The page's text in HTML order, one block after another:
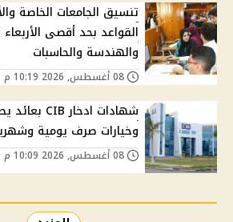
القواعد بحد أقصى
والهندسة والحاسبات
وخيارات صرف يومية